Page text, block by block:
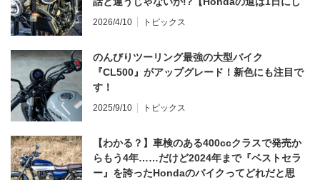
てならず／CB1000F ①第一印象 編】
2026/4/10 トピックス
のんびりツーリング最強の大型バイク
『CL500』がアップグレード！新色にも注目で
す！
2025/9/10 トピックス
【わかる？】車検のある400ccクラスで発売か
らもう4年……だけど2024年まで『ベストセラ
ー』を誇ったHondaのバイクってどれだと思